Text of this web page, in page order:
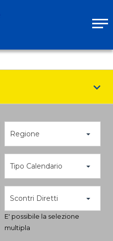
Regione
Tipo Calendario
Scontri Diretti
E' possibile la selezione
multipla